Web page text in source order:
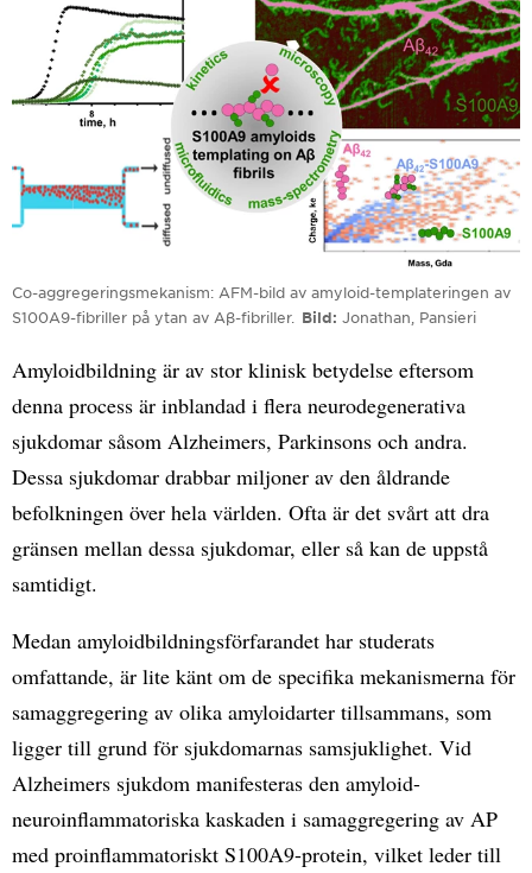
Co-aggregeringsmekanism: AFM-bild av amyloid-templateringen av
S100A9-fibriller på ytan av Aβ-fibriller. Bild Jonathan, Pansieri
Amyloidbildning är av stor klinisk betydelse eftersom
denna process är inblandad i flera neurodegenerativa
sjukdomar såsom Alzheimers, Parkinsons och andra.
Dessa sjukdomar drabbar miljoner av den åldrande
befolkningen över hela världen. Ofta är det svårt att dra
gränsen mellan dessa sjukdomar, eller så kan de uppstå
samtidigt.
Medan amyloidbildningsförfarandet har studerats
omfattande, är lite känt om de specifika mekanismerna för
samaggregering av olika amyloidarter tillsammans, som
ligger till grund för sjukdomarnas samsjuklighet. Vid
Alzheimers sjukdom manifesteras den amyloid-
neuroinflammatoriska kaskaden i samaggregering av AP
med proinflammatoriskt S100A9-protein, vilket leder till